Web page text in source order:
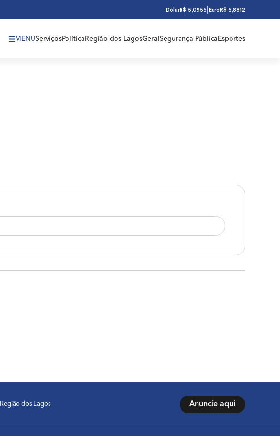
DólarR$ 5,0955 Euro R$ 5,8812
MENUServiçosPolítica Região dos LagosGeral Segurança Pública Esportes
Região dos Lagos Anuncie aqui